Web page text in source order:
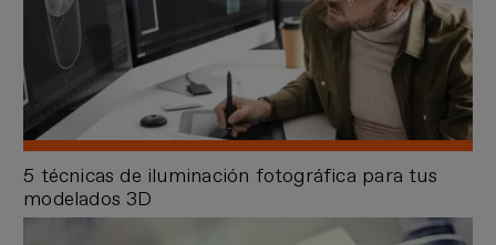
5 técnicas de iluminación fotográfica para tus
modelados 3D